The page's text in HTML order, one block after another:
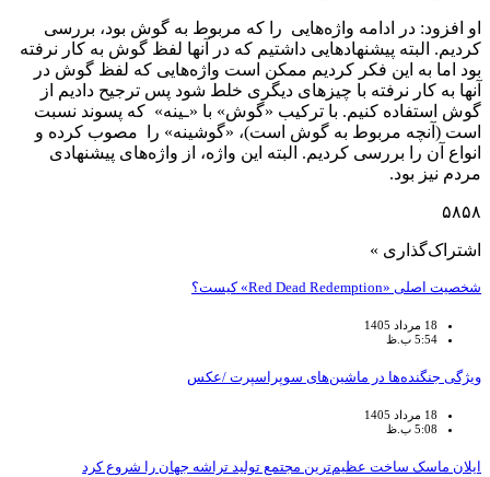
او افزود: در ادامه واژه‌هایی را که مربوط به گوش بود، بررسی
کردیم. البته پیشنهادهایی داشتیم که در آنها لفظ گوش به کار نرفته
بود اما به این فکر کردیم ممکن است واژه‌هایی که لفظ گوش در
آنها به کار نرفته با چیزهای دیگری خلط شود پس ترجیح دادیم از
گوش استفاده کنیم. با ترکیب «گوش» با «ـینه» که پسوند نسبت
است (آنچه مربوط به گوش است)، «گوشینه» را مصوب کرده و
انواع آن را بررسی کردیم. البته این واژه، از واژه‌های پیشنهادی
مردم نیز بود.
۵۸۵۸
اشتراک‌گذاری »
شخصیت اصلی «Red Dead Redemption» کیست؟
18 مرداد 1405
5:54 ب.ظ
ویژگی جنگنده‌ها در ماشین‌های سوپراسپرت /عکس
18 مرداد 1405
5:08 ب.ظ
ایلان ماسک ساخت عظیم‌ترین مجتمع تولید تراشه جهان را شروع کرد